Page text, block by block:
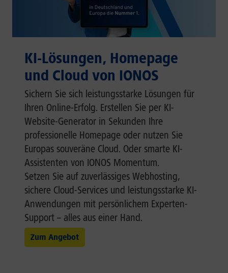
KI-Lösungen, Homepage
und Cloud von IONOS
Sichern Sie sich leistungsstarke Lösungen für
Ihren Online-Erfolg. Erstellen Sie per KI-
Website-Generator in Sekunden Ihre
professionelle Homepage oder nutzen Sie
Europas souveräne Cloud. Oder smarte KI-
Assistenten von IONOS Momentum.
Setzen Sie auf zuverlässiges Webhosting,
sichere Cloud-Services und leistungsstarke KI-
Anwendungen mit persönlichem Experten-
Support – alles aus einer Hand.
Zum Angebot